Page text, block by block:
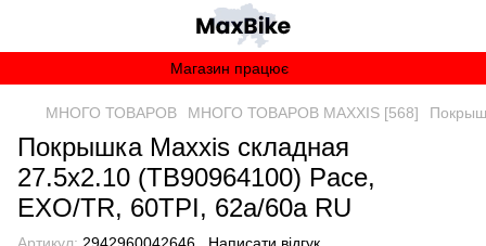
Магазин працює
МНОГО ТОВАРОВ МНОГО ТОВАРОВ MAXXIS [568]
Покрышка Maxxis складная
27.5x2.10 (TB90964100) Pace,
EXO/TR, 60TPI, 62a/60a RU